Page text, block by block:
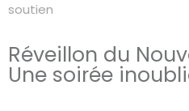
soutien
Réveillon du
Une soirée